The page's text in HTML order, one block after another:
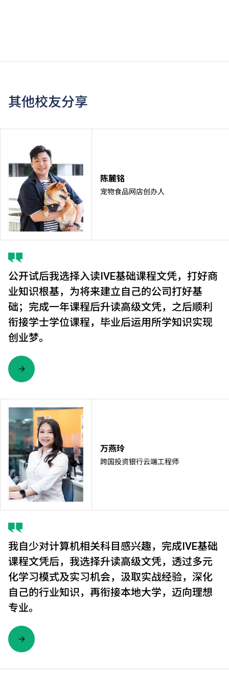
其他校友分享
陈麓铭
宠物食品网店创办人
公开试后我选择入读IVE基础课程文凭，打好商
业知识根基，为将来建立自己的公司打好基
础；完成一年课程后升读高级文凭，之后顺利
衔接学士学位课程，毕业后运用所学知识实现
创业梦。
万燕玲
跨国投资银行云端工程师
我自少对计算机相关科目感兴趣，完成IVE基础
课程文凭后，我选择升读高级文凭，透过多元
化学习模式及实习机会，汲取实战经验，深化
自己的行业知识，再衔接本地大学，迈向理想
专业。